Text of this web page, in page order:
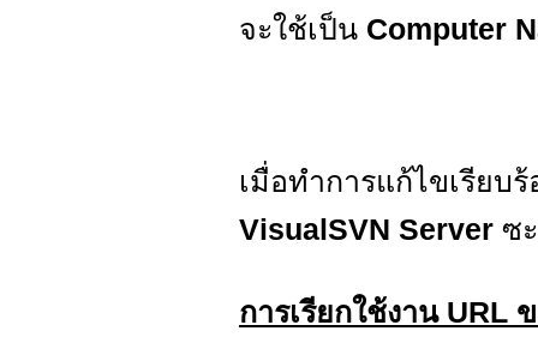
จะใช้เป็น Computer
เมื่อทำการแก้ไขเรียบ
VisualSVN Server ซ
การเรียกใช้งาน URL